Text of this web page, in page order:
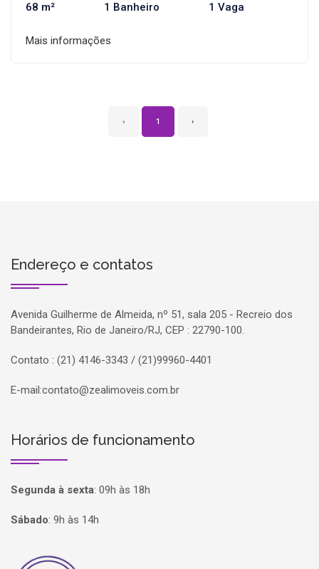
68 m² 1 Banheiro 1 Vaga
Mais informações
‹ 1 ›
Endereço e contatos
Avenida Guilherme de Almeida, nº 51, sala 205 - Recreio dos
Bandeirantes, Rio de Janeiro/RJ, CEP : 22790-100.
Contato : (21) 4146-3343 / (21)99960-4401
E-mail:contato@zealimoveis.com.br
Horários de funcionamento
Segunda à sexta: 09h às 18h
Sábado: 9h às 14h
Página inicial